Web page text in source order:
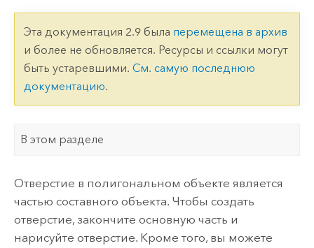
Эта документация 2.9 была перемещена в архив
и более не обновляется. Ресурсы и ссылки могут
быть устаревшими. См. самую последнюю
документацию.
В этом разделе
Отверстие в полигональном объекте является
частью составного объекта. Чтобы создать
отверстие, закончите основную часть и
нарисуйте отверстие. Кроме того, вы можете